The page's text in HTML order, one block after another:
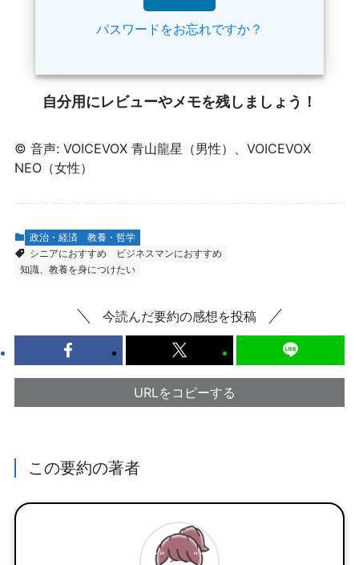
パスワードをお忘れですか？
自分用にレビューやメモを残しましょう！
© 音声: VOICEVOX 青山龍星（男性）、VOICEVOX
NEO（女性）
政治・経済
教養・哲学
シニアにおすすめ
ビジネスマンにおすすめ
知識、教養を身につけたい
今読んだ要約の感想を投稿
URLをコピーする
この要約の著者